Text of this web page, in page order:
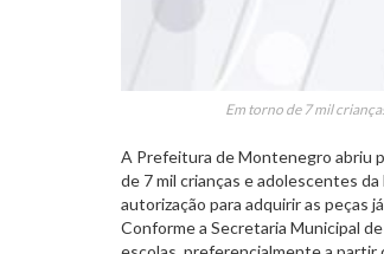
Em torno de 7 mil
A Prefeitura de Montenegro abriu
de 7 mil crianças e adolescentes
autorização para adquirir as peças
Conforme a Secretaria Municipal